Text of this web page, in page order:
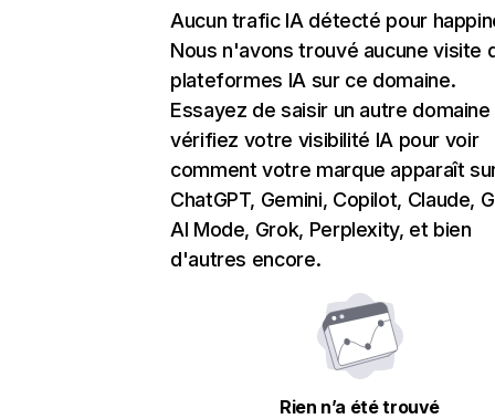
Aucun trafic IA détecté pour
Nous n'avons trouvé aucune visite
plateformes IA sur ce domaine.
Essayez de saisir un autre domaine
vérifiez votre visibilité IA pour voir
comment votre marque apparaît
ChatGPT, Gemini, Copilot, Claude,
AI Mode, Grok, Perplexity, et bien
d'autres encore.
Rien n’a été trouvé